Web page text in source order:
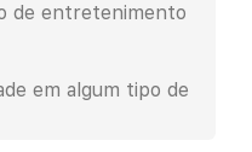
de entretenimento
em algum tipo de